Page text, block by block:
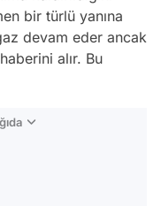
bir türlü yanına
devam eder ancak
alır. Bu